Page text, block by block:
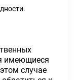
имеющиеся
случае